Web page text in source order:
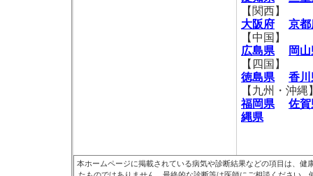
【関西】
大阪府
京都
【中国】
広島県
岡
【四国】
徳島県
香川
【九州・沖縄
福岡県
佐賀
縄県
本ホームページに掲載されている病気や診断結果などの項目は、